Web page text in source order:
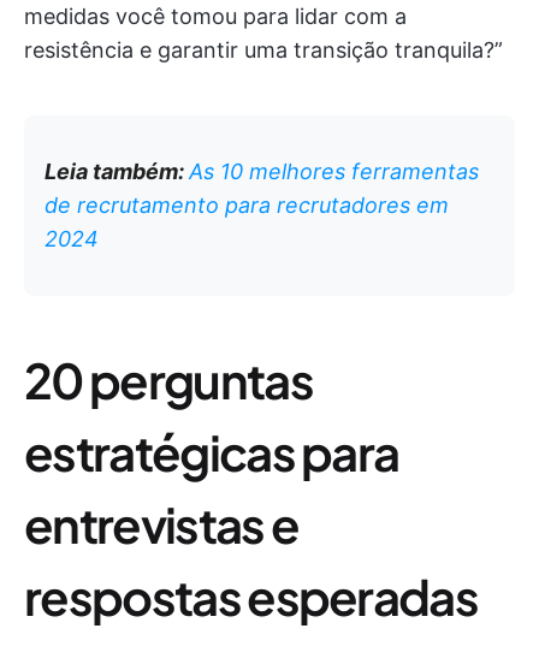
medidas você tomou para lidar com a
resistência e garantir uma transição tranquila?”
Leia também:As 10 melhores ferramentas
de recrutamento para recrutadores em
2024
20 perguntas
estratégicas para
entrevistas e
respostas esperadas